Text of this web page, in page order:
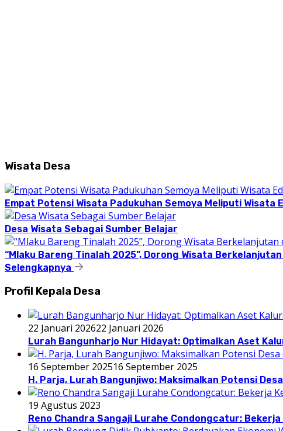
Wisata Desa
Empat Potensi Wisata Padukuhan Semoya Meliputi Wisata
Desa Wisata Sebagai Sumber Belajar
“Mlaku Bareng Tinalah 2025”, Dorong Wisata
Selengkapnya
Profil Kepala Desa
22 Januari 202622 Januari 2026
Lurah Bangunharjo Nur Hidayat: Optimalkan Aset
16 September 202516 September 2025
H. Parja, Lurah Bangunjiwo: Maksimalkan Potensi Desa
19 Agustus 2023
Reno Chandra Sangaji Lurahe Condongcatur: